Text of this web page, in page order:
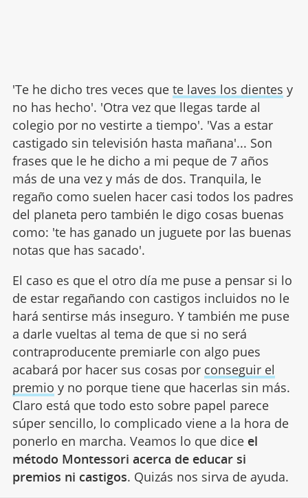
'Te he dicho tres veces que te laves los dientes y
no has hecho'. 'Otra vez que llegas tarde al
colegio por no vestirte a tiempo'. 'Vas a estar
castigado sin televisión hasta mañana'... Son
frases que le he dicho a mi peque de 7 años
más de una vez y más de dos. Tranquila, le
regaño como suelen hacer casi todos los padres
del planeta pero también le digo cosas buenas
como: 'te has ganado un juguete por las buenas
notas que has sacado'.
El caso es que el otro día me puse a pensar si lo
de estar regañando con castigos incluidos no le
hará sentirse más inseguro. Y también me puse
a darle vueltas al tema de que si no será
contraproducente premiarle con algo pues
acabará por hacer sus cosas por conseguir el
premio y no porque tiene que hacerlas sin más.
Claro está que todo esto sobre papel parece
súper sencillo, lo complicado viene a la hora de
ponerlo en marcha. Veamos lo que diceel
método Montessori acerca de educar si
premios ni castigos. Quizás nos sirva de ayuda.